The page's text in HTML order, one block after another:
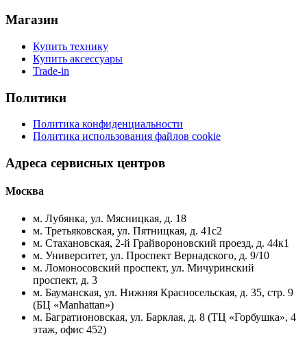
Магазин
Купить технику
Купить аксессуары
Trade-in
Политики
Политика конфиденциальности
Политика использования файлов cookie
Адреса сервисных центров
Москва
м. Лубянка, ул. Мясницкая, д. 18
м. Третьяковская, ул. Пятницкая, д. 41с2
м. Стахановская, 2-й Грайвороновский проезд, д. 44к1
м. Университет, ул. Проспект Вернадского, д. 9/10
м. Ломоносовский проспект, ул. Мичуринский
проспект, д. 3
м. Бауманская, ул. Нижняя Красносельская, д. 35, стр. 9
(БЦ «Manhattan»)
м. Багратионовская, ул. Барклая, д. 8 (ТЦ «Горбушка», 4
этаж, офис 452)